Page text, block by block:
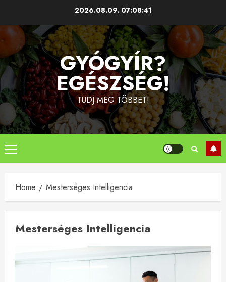
content
2026.08.09. 07:08:41
GYÓGYÍR?
EGÉSZSÉG!
TUDJ MEG TÖBBET!
Primary
Menu
Home Mesterséges Intelligencia
Mesterséges Intelligencia